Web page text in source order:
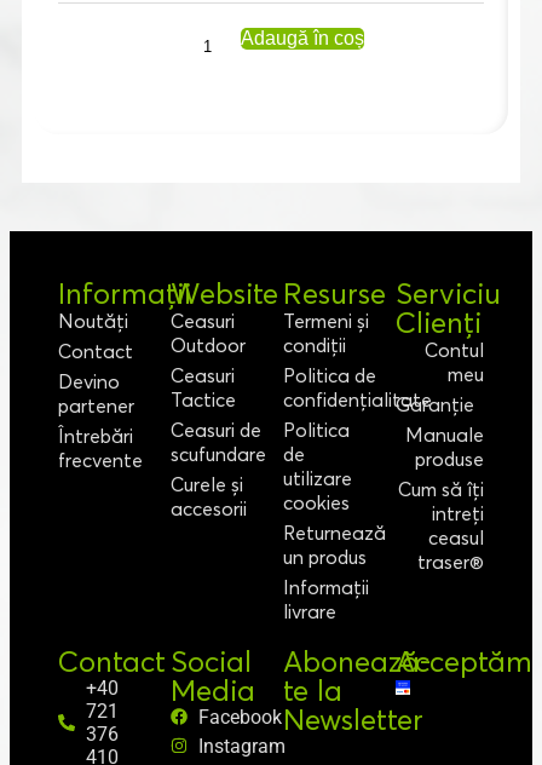
Adaugă în coș
Informații
Noutăți
Contact
Devino
partener
Întrebări
frecvente
Website
Ceasuri
Outdoor
Ceasuri
Tactice
Ceasuri de
scufundare
Curele și
accesorii
Resurse
Termeni și
condiții
Politica de
confidențialitate
Politica
de
utilizare
cookies
Returnează
un produs
Informații
livrare
Serviciu
Clienți
Contul
meu
Garanție
Manuale
produse
Cum să îți
intreți
ceasul
traser®
Contact
+40
721
376
410
Social
Media
Facebook
Instagram
Abonează-
te la
Newsletter
Acceptăm